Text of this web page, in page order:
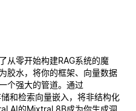
从零开始构建RAG系统的魔
胶水，将你的框架、向量数据
个强大的管道。通过
和检索向量嵌入，将非结构化
AI的Mixtral 8B成为你生成洞